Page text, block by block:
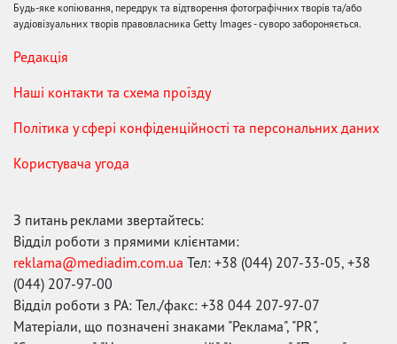
Будь-яке копіювання, передрук та відтворення фотографічних творів та/або
аудіовізуальних творів правовласника Getty Images - суворо забороняється.
Редакція
Наші контакти та схема проїзду
Політика у сфері конфіденційності та персональних даних
Користувача угода
З питань реклами звертайтесь:
Відділ роботи з прямими клієнтами:
reklama@mediadim.com.ua Тел: +38 (044) 207-33-05, +38
(044) 207-97-00
Відділ роботи з РА: Тел./факс: +38 044 207-97-07
Матеріали, що позначені знаками "Реклама", "PR",